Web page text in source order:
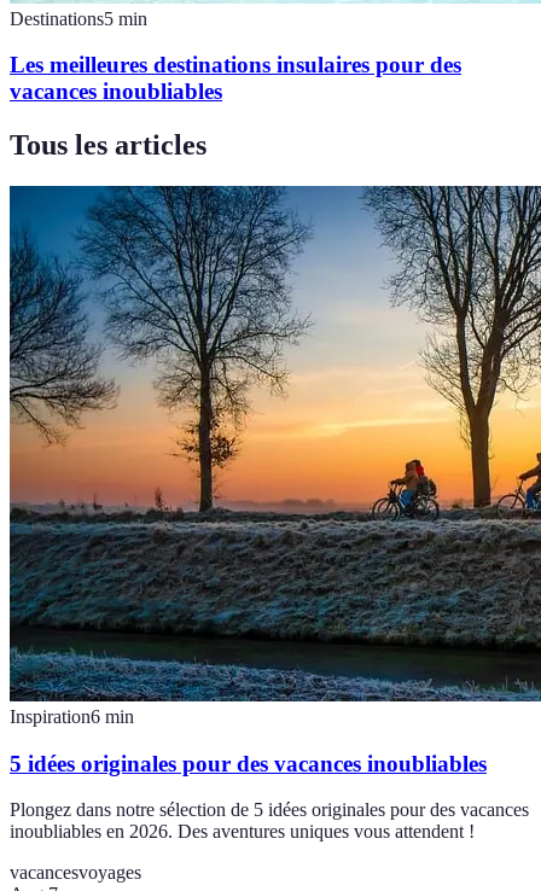
Destinations5 min
Les meilleures destinations insulaires pour des
vacances inoubliables
Tous les articles
Inspiration6 min
5 idées originales pour des vacances inoubliables
Plongez dans notre sélection de 5 idées originales pour des vacances
inoubliables en 2026. Des aventures uniques vous attendent !
vacancesvoyages